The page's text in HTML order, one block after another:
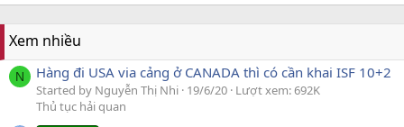
Xem nhiều
N Hàng đi USA via cảng ở CANADA thì có cần khai ISF 10+2
Started by Nguyễn Thị Nhi 19/6/20 Lượt xem: 692K
Thủ tục hải quan